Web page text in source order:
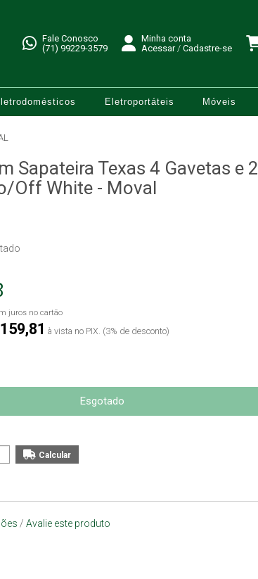
Fale Conosco
(71) 99229-3579
Minha conta
Acessar/ Cadastre-se
Eletroportáteis Móveis
Sapateira Texas 4 Gavetas e 2
Off White - Moval
juros no cartão
à vista no PIX. (3% de desconto)
Esgotado
/ Avalie este produto